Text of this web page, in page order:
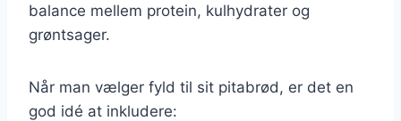
balance mellem protein, kulhydrater og
grøntsager.
Når man vælger fyld til sit pitabrød, er det en
god idé at inkludere: